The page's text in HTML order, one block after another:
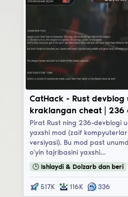
CatHack
CatHack - Rust devblog
kraklangan cheat | 236
Pirat Rust ning 236-devblogi
yaxshi mod (zaif
versiyasi). Bu mod past
o'yin tajribasini yaxshi…
🕒 Ishlaydi & Dolzarb dan beri
517K 116K 336